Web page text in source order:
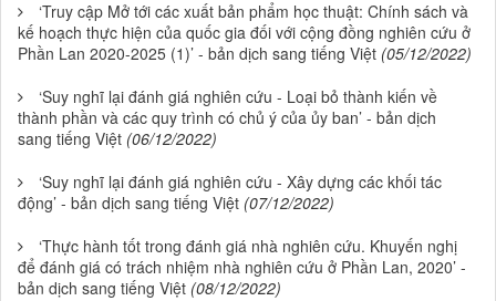
‘Truy cập Mở tới các xuất bản phẩm học thuật: Chính sách và
kế hoạch thực hiện của quốc gia đối với cộng đồng nghiên cứu ở
Phần Lan 2020-2025 (1)’ - bản dịch sang tiếng Việt (05/12/2022)
‘Suy nghĩ lại đánh giá nghiên cứu - Loại bỏ thành kiến về
thành phần và các quy trình có chủ ý của ủy ban’ - bản dịch
sang tiếng Việt (06/12/2022)
‘Suy nghĩ lại đánh giá nghiên cứu - Xây dựng các khối tác
động’ - bản dịch sang tiếng Việt (07/12/2022)
‘Thực hành tốt trong đánh giá nhà nghiên cứu. Khuyến nghị
để đánh giá có trách nhiệm nhà nghiên cứu ở Phần Lan, 2020’ -
bản dịch sang tiếng Việt (08/12/2022)